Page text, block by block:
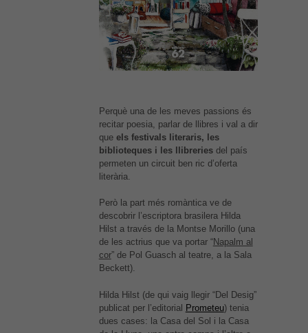
Perquè una de les meves passions és
recitar poesia, parlar de llibres i val a dir
que els festivals literaris, les
biblioteques i les llibreriesdel país
permeten un circuit ben ric d’oferta
literària.
Però la part més romàntica ve de
descobrir l’escriptora brasilera Hilda
Hilst a través de la Montse Morillo (una
de les actrius que va portar “Napalm al
cor” de Pol Guasch al teatre, a la Sala
Beckett).
Hilda Hilst (de qui vaig llegir “Del Desig”
publicat per l’editorial Prometeu) tenia
dues cases: la Casa del Sol i la Casa